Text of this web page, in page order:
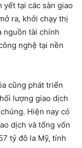
yết tại các sàn giao
ra, khởi chạy thị
nguồn tài chính
nghệ tại nền
cũng phát triển
lượng giao dịch
Hiện nay có
dịch và tổng vốn
tỷ đô la Mỹ, tính